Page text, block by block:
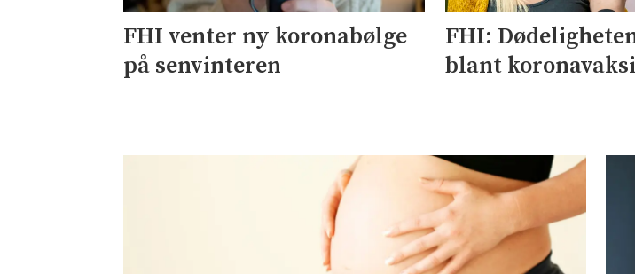
FHI venter ny koronabølge
på senvinteren
FHI:
blant